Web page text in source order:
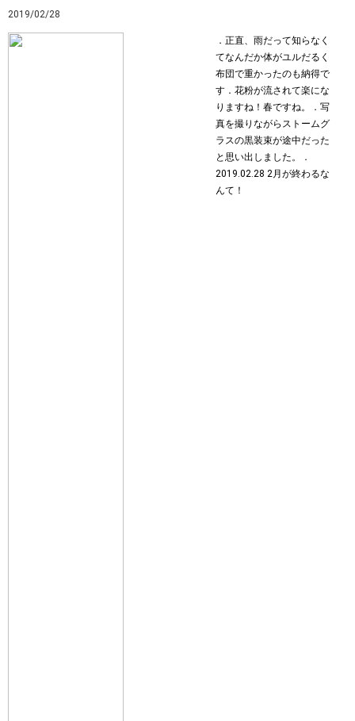
2019/02/28
．正直、雨だって知らなく
てなんだか体がユルだるく
布団で重かったのも納得で
す︎．花粉が流されて楽にな
りますね！春ですね。．写
真を撮りながらストームグ
ラスの黒装束が途中だった
と思い出しました。．
2019.02.28 2月が終わるな
んて！